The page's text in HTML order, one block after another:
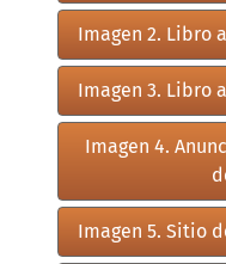
Imagen 2. Libro
Imagen 3. Libro
Imagen 4.
Imagen 5. Sitio